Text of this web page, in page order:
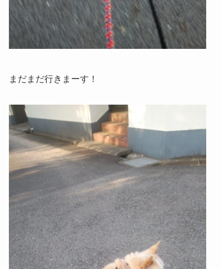
まだまだ行きまーす！